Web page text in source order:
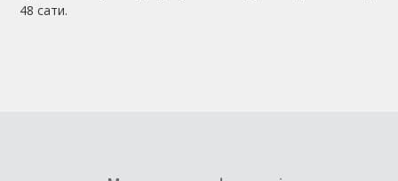
48 сати.